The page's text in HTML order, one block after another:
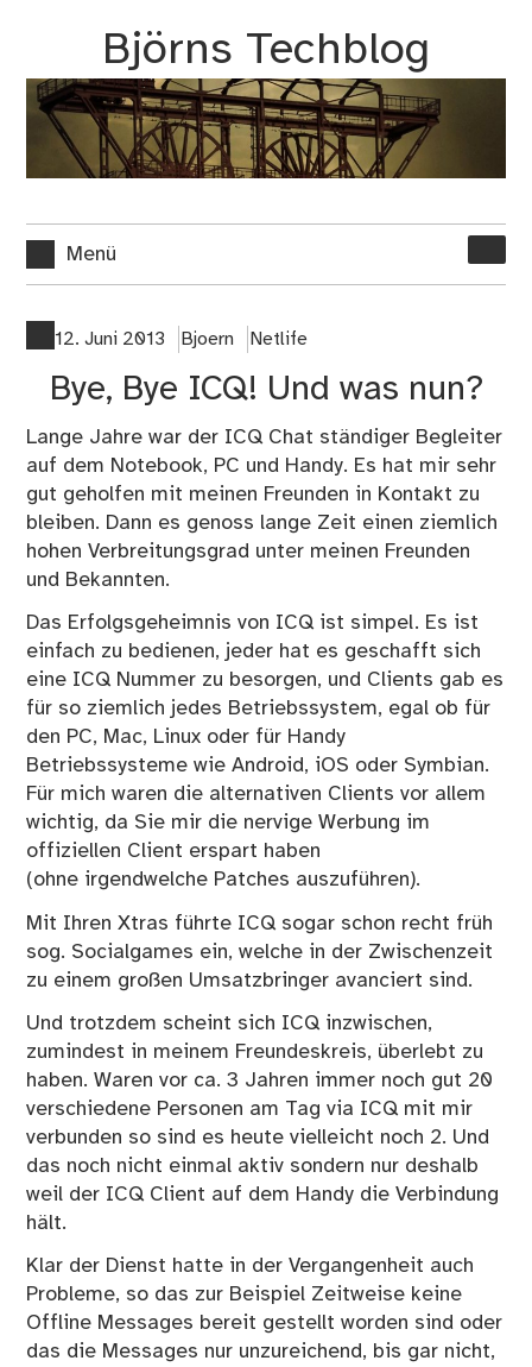
springen
Björns Techblog
Menü
nach:
12. Juni 2013 Bjoern Netlife
Bye, Bye ICQ! Und was nun?
Lange Jahre war der ICQ Chat ständiger Begleiter
auf dem Notebook, PC und Handy. Es hat mir sehr
gut geholfen mit meinen Freunden in Kontakt zu
bleiben. Dann es genoss lange Zeit einen ziemlich
hohen Verbreitungsgrad unter meinen Freunden
und Bekannten.
Das Erfolgsgeheimnis von ICQ ist simpel. Es ist
einfach zu bedienen, jeder hat es geschafft sich
eine ICQ Nummer zu besorgen, und Clients gab es
für so ziemlich jedes Betriebssystem, egal ob für
den PC, Mac, Linux oder für Handy
Betriebssysteme wie Android, iOS oder Symbian.
Für mich waren die alternativen Clients vor allem
wichtig, da Sie mir die nervige Werbung im
offiziellen Client erspart haben
(ohne irgendwelche Patches auszuführen).
Mit IhrenXtras führte ICQ sogar schon recht früh
sog. Socialgames ein, welche in der Zwischenzeit
zu einem großen Umsatzbringer avanciert sind.
Und trotzdem scheint sich ICQ inzwischen,
zumindest in meinem Freundeskreis, überlebt zu
haben. Waren vor ca. 3 Jahren immer noch gut 20
verschiedene Personen am Tag via ICQ mit mir
verbunden so sind es heute vielleicht noch 2. Und
das noch nicht einmal aktiv sondern nur deshalb
weil der ICQ Client auf dem Handy die Verbindung
hält.
Klar der Dienst hatte in der Vergangenheit auch
Probleme, so das zur Beispiel Zeitweise keine
Offline Messages bereit gestellt worden sind oder
das die Messages nur unzureichend, bis gar nicht,